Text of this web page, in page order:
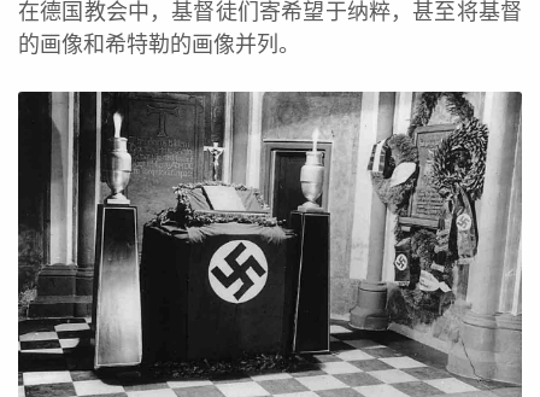
在德国教会中，基督徒们寄希望于纳粹，甚至将基督
的画像和希特勒的画像并列。